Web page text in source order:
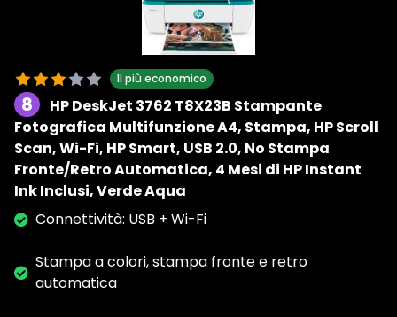
Il più economico
8
HP DeskJet 3762 T8X23B Stampante
Fotografica Multifunzione A4, Stampa, HP Scroll
Scan, Wi-Fi, HP Smart, USB 2.0, No Stampa
Fronte/Retro Automatica, 4 Mesi di HP Instant
Ink Inclusi, Verde Aqua
Connettività: USB + Wi-Fi
Stampa a colori, stampa fronte e retro
automatica